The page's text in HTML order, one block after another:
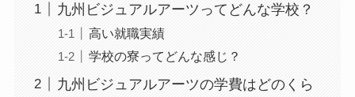
九州ビジュアルアーツってどんな学校？
高い就職実績
学校の寮ってどんな感じ？
九州ビジュアルアーツの学費はどのくら